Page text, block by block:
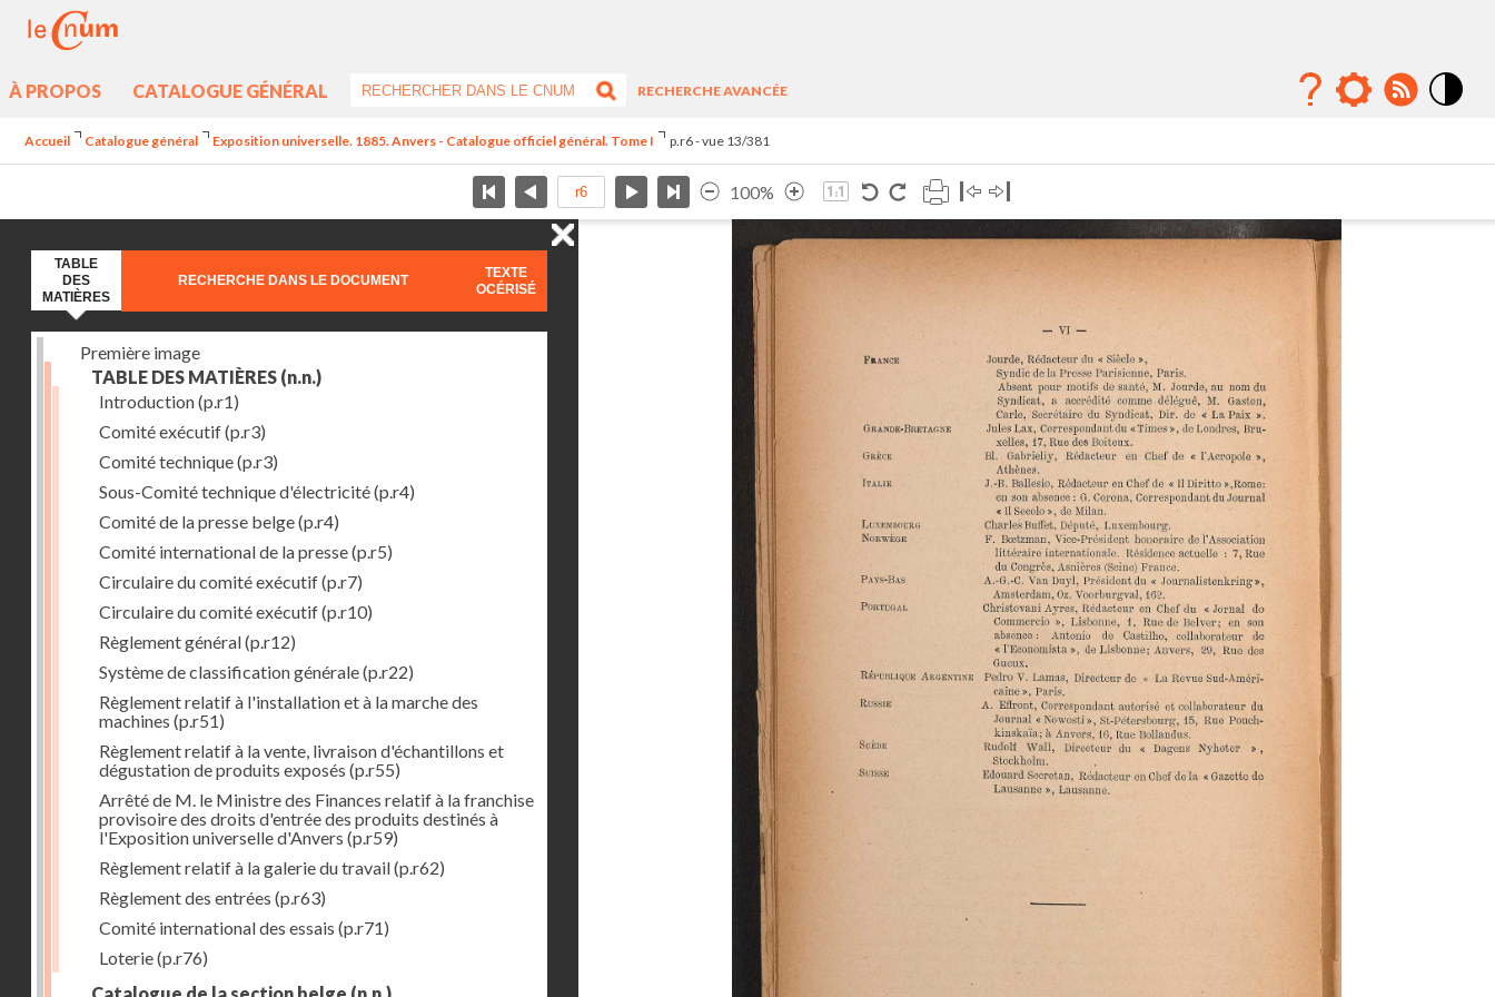
À PROPOS CATALOGUE GÉNÉRAL
RECHERCHE AVANCÉE
Accueil Catalogue général Exposition universelle. 1885. Anvers - Catalogue officiel général. Tome I p.r6 - vue 13/381
100%
TABLE
DES
MATIÈRES
RECHERCHE DANS LE DOCUMENT
TEXTE
OCÉRISÉ
Première image
TABLE DES MATIÈRES (n.n.)
Introduction(p.r1)
Comité exécutif(p.r3)
Comité technique(p.r3)
Sous-Comité technique d'électricité(p.r4)
Comité de la presse belge(p.r4)
Comité international de la presse(p.r5)
Circulaire du comité exécutif(p.r7)
Circulaire du comité exécutif(p.r10)
Règlement général(p.r12)
Système de classification générale(p.r22)
Règlement relatif à l'installation et à la marche des
machines (p.r51)
Règlement relatif à la vente, livraison d'échantillons et
dégustation de produits exposés (p.r55)
Arrêté de M. le Ministre des Finances relatif à la franchise
provisoire des droits d'entrée des produits destinés à
l'Exposition universelle d'Anvers (p.r59)
Règlement relatif à la galerie du travail(p.r62)
Règlement des entrées (p.r63)
Comité international des essais (p.r71)
Loterie(p.r76)